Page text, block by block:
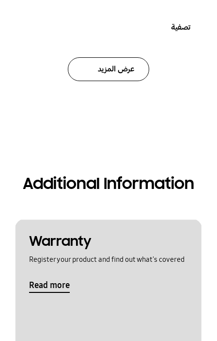
تصفية
عرض المزيد
Additional Information
Warranty
Register your product and find out what's covered
Read more